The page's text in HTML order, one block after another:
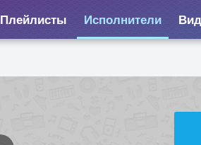
Плейлисты Исполнители